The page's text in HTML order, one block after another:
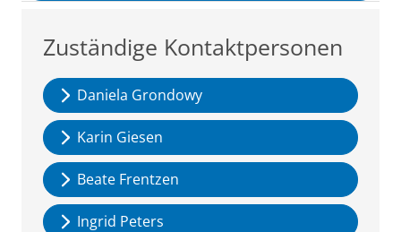
Zuständige Kontaktpersonen
Daniela Grondowy
Karin Giesen
Beate Frentzen
Ingrid Peters